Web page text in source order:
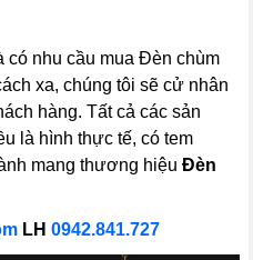
có nhu cầu mua Đèn chùm
xa, chúng tôi sẽ cử nhân
hàng. Tất cả các sản
là hình thực tế, có tem
mang thương hiệuĐèn
LH0942.841.727